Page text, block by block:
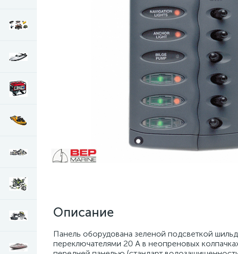
Описание
Панель оборудована зеленой подсветкой
переключателями 20 А в неопреновых